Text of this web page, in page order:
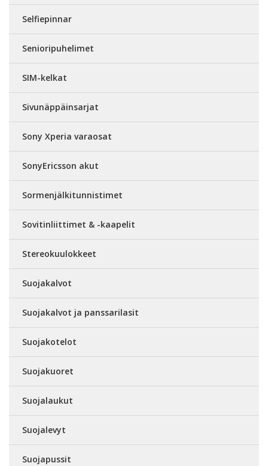
Selfiepinnar
Senioripuhelimet
SIM-kelkat
Sivunäppäinsarjat
Sony Xperia varaosat
SonyEricsson akut
Sormenjälkitunnistimet
Sovitinliittimet & -kaapelit
Stereokuulokkeet
Suojakalvot
Suojakalvot ja panssarilasit
Suojakotelot
Suojakuoret
Suojalaukut
Suojalevyt
Suojapussit